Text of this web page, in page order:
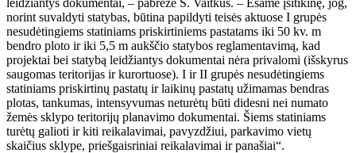
norint suvaldyti statybas, būtina papildyti teisės aktuose I grupės
nesudėtingiems statiniams priskirtiniems pastatams iki 50 kv. m
bendro ploto ir iki 5,5 m aukščio statybos reglamentavimą, kad
projektai bei statybą leidžiantys dokumentai nėra privalomi (išskyrus
saugomas teritorijas ir kurortuose). I ir II grupės nesudėtingiems
statiniams priskirtinų pastatų ir laikinų pastatų užimamas bendras
plotas, tankumas, intensyvumas neturėtų būti didesni nei numato
žemės sklypo teritorijų planavimo dokumentai. Šiems statiniams
turėtų galioti ir kiti reikalavimai, pavyzdžiui, parkavimo vietų
skaičius sklype, priešgaisriniai reikalavimai ir panašiai“.